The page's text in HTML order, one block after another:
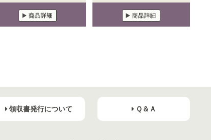
領収書発行について Ｑ＆Ａ